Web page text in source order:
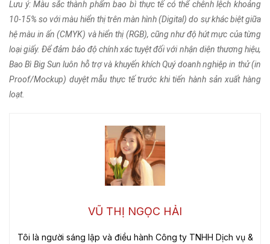
Lưu ý: Màu sắc thành phẩm bao bì thực tế có thể chênh lệch khoảng
10-15% so với màu hiển thị trên màn hình (Digital) do sự khác biệt giữa
hệ màu in ấn (CMYK) và hiển thị (RGB), cũng như độ hút mực của từng
loại giấy. Để đảm bảo độ chính xác tuyệt đối với nhận diện thương hiệu,
Bao Bì Big Sun luôn hỗ trợ và khuyến khích Quý doanh nghiệp in thử (in
Proof/Mockup) duyệt mẫu thực tế trước khi tiến hành sản xuất hàng
loạt.
VŨ THỊ NGỌC HẢI
Tôi là người sáng lập và điều hành Công ty TNHH Dịch vụ &